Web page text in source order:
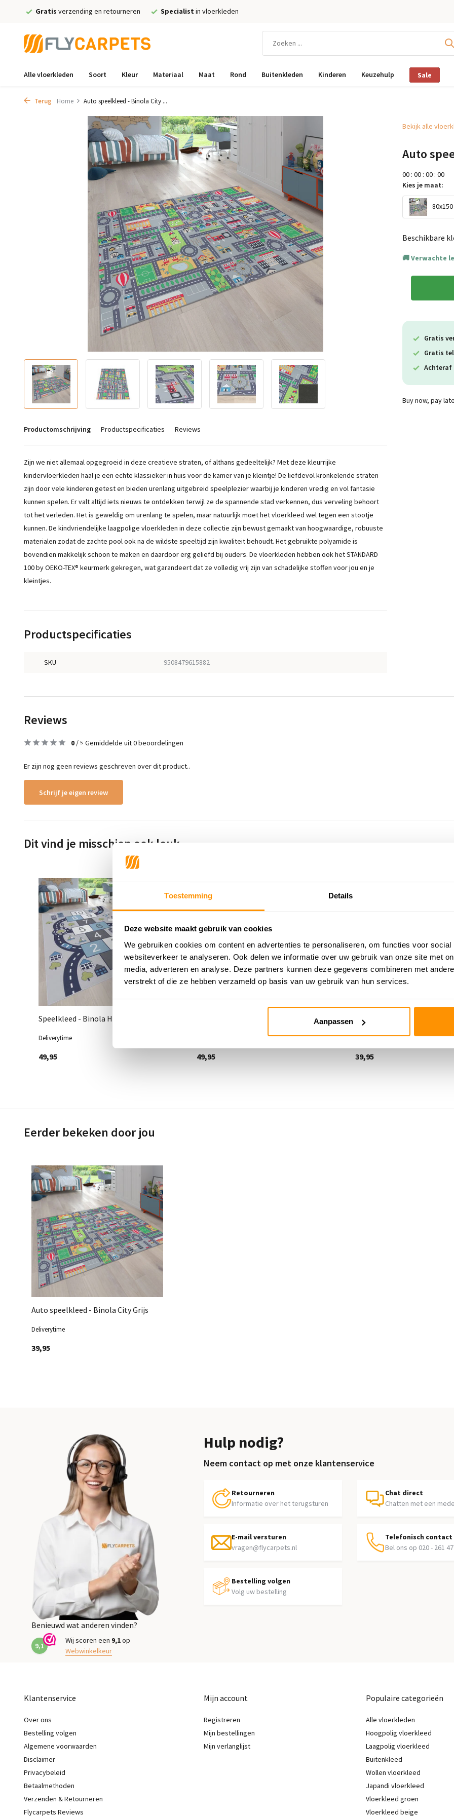
Toestemming Details
Deze website maakt gebruik van cookies
We gebruiken cookies om content en advertenties te personaliseren, om functies voor
websiteverkeer te analyseren. Ook delen we informatie over uw gebruik van onze site met
media, adverteren en analyse. Deze partners kunnen deze gegevens combineren met
verstrekt of die ze hebben verzameld op basis van uw gebruik van hun services.
Aanpassen
Gratis verzending en retourneren Specialist in vloerkleden
Alle vloerkleden Soort Kleur Materiaal Maat Rond Buitenkleden Kinderen Keuzehulp Sale
Terug Home Auto speelkleed - Binola City ...
Productomschrijving Productspecificaties Reviews
Zijn we niet allemaal opgegroeid in deze creatieve straten, of althans gedeeltelijk? Met deze kleurrijke
kindervloerkleden haal je een echte klassieker in huis voor de kamer van je kleintje! De liefdevol kronkelende straten
zijn door vele kinderen getest en bieden urenlang uitgebreid speelplezier waarbij je kinderen vredig en vol fantasie
kunnen spelen. Er valt altijd iets nieuws te ontdekken terwijl ze de spannende stad verkennen, dus verveling behoort
tot het verleden. Het is geweldig om urenlang te spelen, maar natuurlijk moet het vloerkleed wel tegen een stootje
kunnen. De kindvriendelijke laagpolige vloerkleden in deze collectie zijn bewust gemaakt van hoogwaardige, robuuste
materialen zodat de zachte pool ook na de wildste speeltijd zijn kwaliteit behoudt. Het gebruikte polyamide is
bovendien makkelijk schoon te maken en daardoor erg geliefd bij ouders. De vloerkleden hebben ook het STANDARD
100 by OEKO-TEX® keurmerk gekregen, wat garandeert dat ze volledig vrij zijn van schadelijke stoffen voor jou en je
kleintjes.
Productspecificaties
SKU 9508479615882
Bekijk alle
Auto
00: 00: 00: 00
Kies je maat:
Beschikbare
Verwachte
Buy now, pay
Gratis
Gratis
Achteraf
Reviews
0 / 5 Gemiddelde uit 0 beoordelingen
Er zijn nog geen reviews geschreven over dit product..
Schrijf je eigen review
Dit vind je misschien ook leuk
Speelkleed - Binola Hinkelspel Grijs
Deliverytime
49,95
Auto speelkleed - Binola Snow Grijs
49,95
Auto speelkleed - Binola
Deliverytime
39,95
Eerder bekeken door jou
Auto speelkleed - Binola City Grijs
Deliverytime
39,95
Hulp nodig?
Neem contact op met onze klantenservice
Retourneren
Informatie over het terugsturen
Chat direct
Chatten met een
E-mail versturen
vragen@flycarpets.nl
Telefonisch contact
Bel ons op 020 - 261
Bestelling volgen
Volg uw bestelling
Benieuwd wat anderen vinden?
9,1
Wij scoren een 9,1op
Webwinkelkeur
Klantenservice
Over ons
Bestelling volgen
Algemene voorwaarden
Disclaimer
Privacybeleid
Betaalmethoden
Verzenden & Retourneren
Flycarpets Reviews
Mijn account
Registreren
Mijn bestellingen
Mijn verlanglijst
Populaire categorieën
Alle vloerkleden
Hoogpolig vloerkleed
Laagpolig vloerkleed
Buitenkleed
Wollen vloerkleed
Japandi vloerkleed
Vloerkleed groen
Vloerkleed beige